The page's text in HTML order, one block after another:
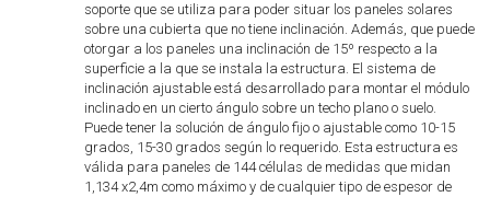
soporte que se utiliza para poder situar los paneles solares
sobre una cubierta que no tiene inclinación. Además, que puede
otorgar a los paneles una inclinación de 15º respecto a la
superficie a la que se instala la estructura. El sistema de
inclinación ajustable está desarrollado para montar el módulo
inclinado en un cierto ángulo sobre un techo plano o suelo.
Puede tener la solución de ángulo fijo o ajustable como 10-15
grados, 15-30 grados según lo requerido. Esta estructura es
válida para paneles de 144 células de medidas que midan
1,134 x2,4m como máximo y de cualquier tipo de espesor de